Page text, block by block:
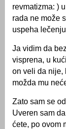
revmatizma: )
rada ne može
uspeha
Ja vidim da
visprena, u
on veli da nije,
možda mu
Zato sam se
Uveren sam
ćete, po ovom